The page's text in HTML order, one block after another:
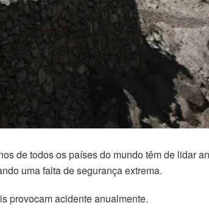
de todos os países do mundo têm de lidar
uma falta de segurança extrema.
provocam acidente anualmente.